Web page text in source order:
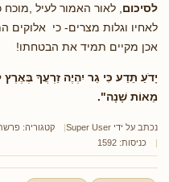
לסיכום , לאור האמור לעיל
לאחיו וגלות מצרים- כי
אכן מקיים תמיד את הבטחתו!
יָדֹעַ תֵּדַע כִּי גֵר יִהְיֶה זַרְעֲךָ
מֵאוֹת שָׁנָה".
נכתב על ידי Super User קטגוריה:
כניסות: 1592